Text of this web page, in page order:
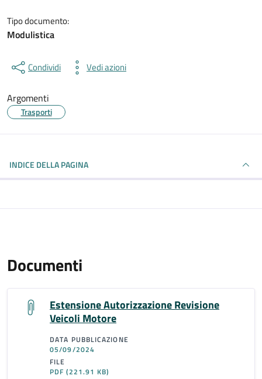
Tipo documento:
Modulistica
Condividi Vedi azioni
Argomenti
Trasporti
INDICE DELLA PAGINA
Documenti
Estensione Autorizzazione Revisione
Veicoli Motore
DATA PUBBLICAZIONE
05/09/2024
FILE
PDF(221.91 KB)